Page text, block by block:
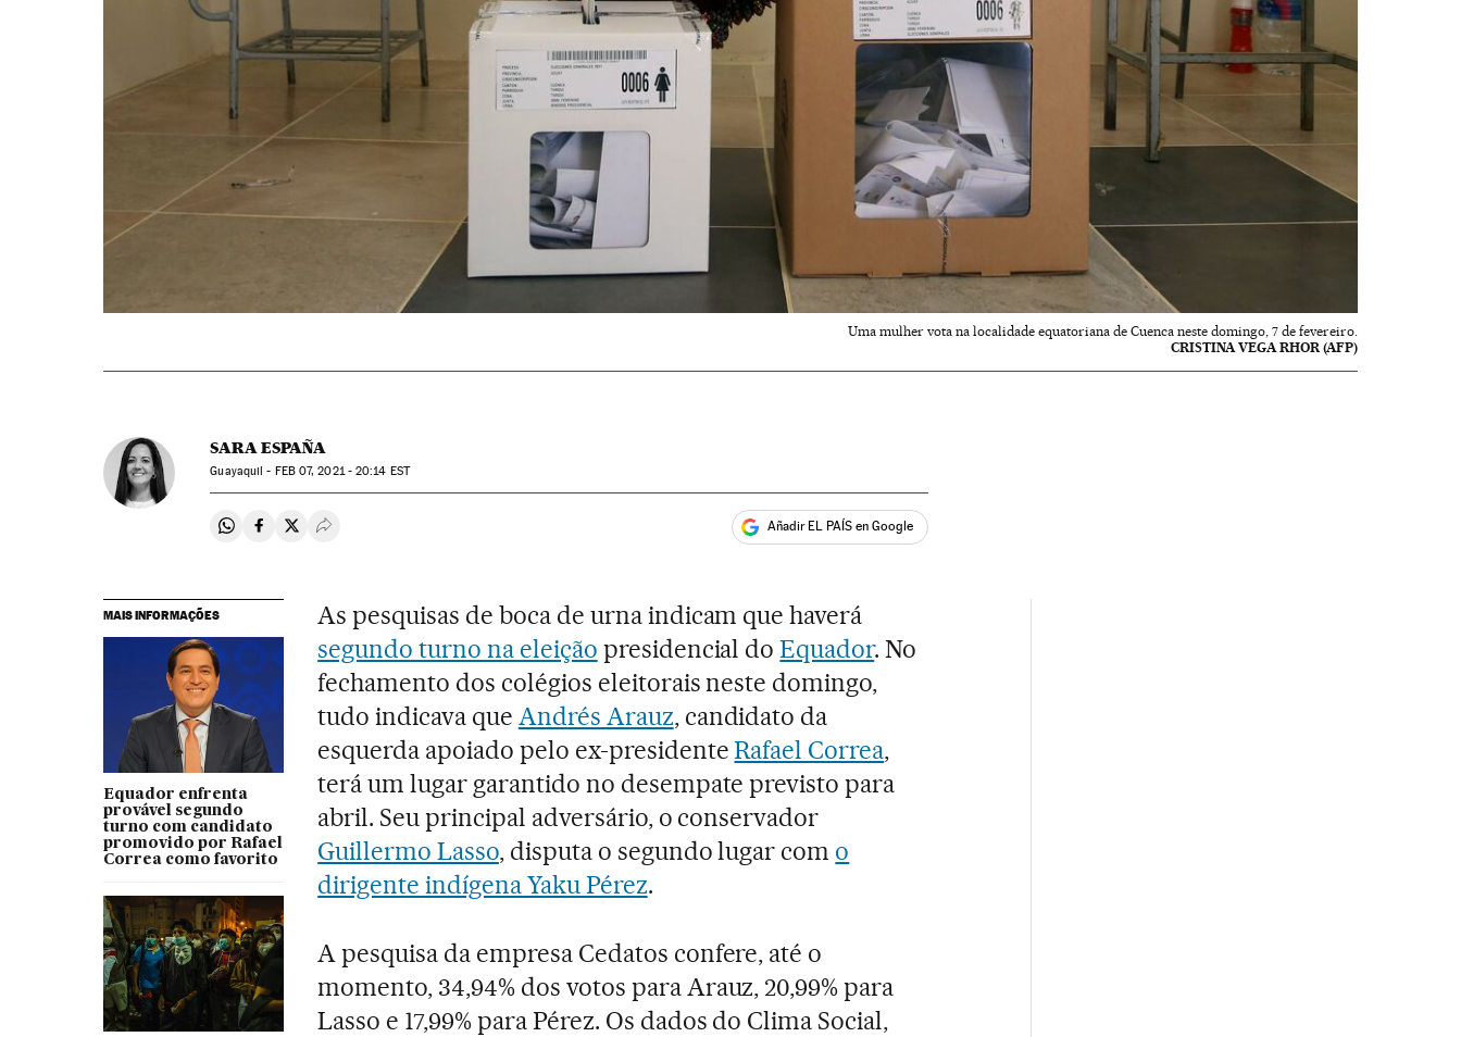
Uma mulher vota na localidade equatoriana de Cuenca neste domingo, 7 de fevereiro.
CRISTINA VEGA RHOR (AFP)
SARA ESPAÑA
Guayaquil - FEB07, 2021 - 20:14 EST
Compartir en Whatsapp
Compartir en Facebook
Compartir en Twitter
Desplegar Redes Sociales Añadir EL PAÍS en Google
MAIS INFORMAÇÕES
Equador enfrenta
provável segundo
turno com candidato
promovido por Rafael
Correa como favorito
As pesquisas de boca de urna indicam que haverá
segundo turno na eleição presidencial doEquador. No
fechamento dos colégios eleitorais neste domingo,
tudo indicava que Andrés Arauz, candidato da
esquerda apoiado pelo ex-presidenteRafael Correa,
terá um lugar garantido no desempate previsto para
abril. Seu principal adversário, o conservador
Guillermo Lasso, disputa o segundo lugar com o
dirigente indígena Yaku Pérez.
A pesquisa da empresa Cedatos confere, até o
momento, 34,94% dos votos para Arauz, 20,99% para
Lasso e 17,99% para Pérez. Os dados do Clima Social,